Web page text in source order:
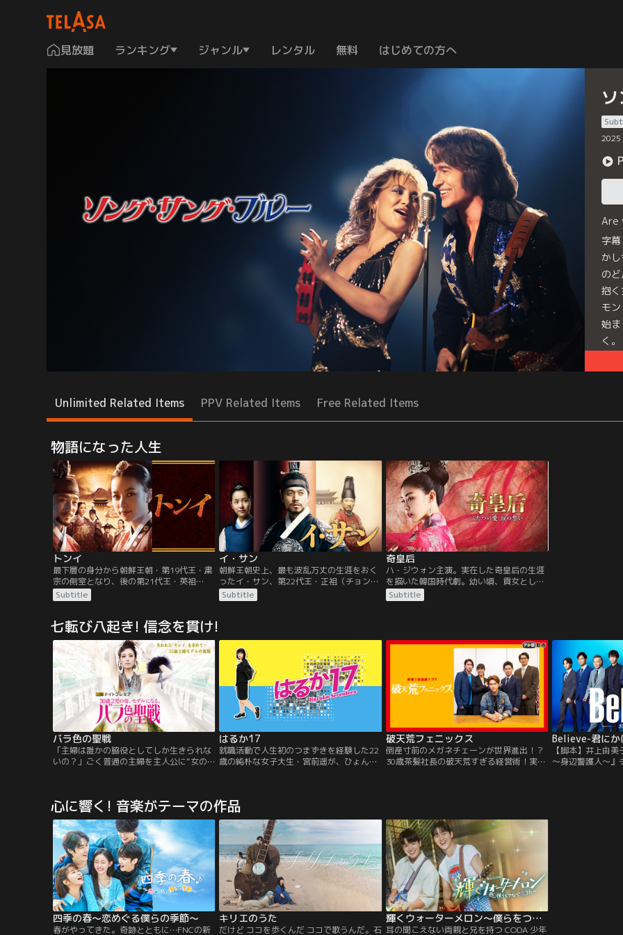
見放題 ランキング ジャンル レンタル 無料 はじめての方へ
2025
Are
字
か
の
抱
モ
始
く。
Unlimited Related Items PPV Related Items Free Related Items
物語になった人生
トンイ
最下層の身分から朝鮮王朝・第19代王・粛
宗の側室となり、後の第21代王・英祖
（イ・サンの祖父）の生母となったトンイ
（淑嬪崔氏（スクピン チェシ）の一代記。
Subtitle
イ・サン
朝鮮王朝史上、最も波乱万丈の生涯をおく
ったイ・サン、第22代王・正祖（チョンジ
ョ）の半生を描くドラマ。サンが11歳のと
き、王位継承者の父は謀反の濡れ衣を着せ
なったサン。父を陥れた黒幕とその一派の
企てにより…。
Subtitle
奇皇后
ハ・ジウォン主演。実在した奇皇后の生涯
を描いた韓国時代劇。幼い頃、貢女として
元に運ばれる途中で母と逃げ出したスンニ
ャン。だが、母は追手に殺され、逃げのび
Subtitle
七転び八起き! 信念を貫け!
バラ色の聖戦
「主婦は誰かの脇役としてしか生きられな
いの？」ごく普通の主婦を主人公に“女の生
ルを目指す主婦役に挑戦！だが、あこがれ
の世界には主婦の甘えた考えを吹き飛ばす
過酷で華麗な女同士のバトルが待ってい
た！？
はるか17
就職活動で人生初のつまずきを経験した22
歳の純朴な女子大生・宮前遥が、ひょんな
了し愛されるタレントとしての才能を開花
させていく遥。そんな彼女の奮闘ぶりを、
個性豊かな登場人物たちと共に描くコミカ
ルテイストのサクセスストーリー。
破天荒フェニックス
倒産寸前のメガネチェーンが世界進出！？
30歳茶髪社長の破天荒すぎる経営術！実話
Believe-君にか
【脚本】井上由
～身辺警護人～』
心に響く! 音楽がテーマの作品
四季の春～恋めぐる僕らの季節～
春がやってきた。奇跡とともに…FNCの新
キリエのうた
だけど ココを歩くんだ ココで歌うんだ。石
輝くウォーターメロン～僕らをつなぐ恋…
耳の聞こえない両親と兄を持つ CODA 少年